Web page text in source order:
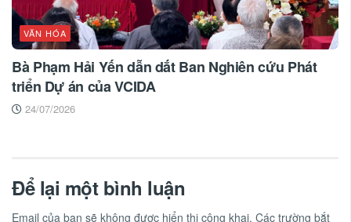
VĂN HÓA
Bà Phạm Hải Yến dẫn dắt Ban Nghiên cứu Phát
triển Dự án của VCIDA
24/07/2026
Để lại một bình luận
Email của bạn sẽ không được hiển thị công khai. Các trường bắt